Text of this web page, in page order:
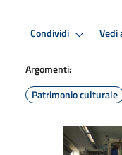
Condividi Vedi
Argomenti:
Patrimonio culturale